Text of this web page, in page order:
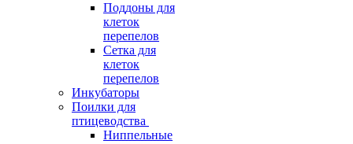
Поддоны для
клеток
перепелов
Сетка для
клеток
перепелов
Инкубаторы
Поилки для
птицеводства
Ниппельные